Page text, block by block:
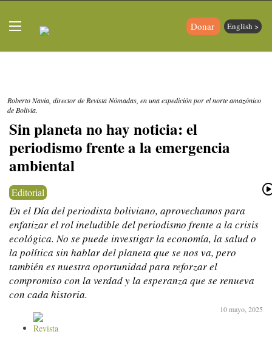
Donar English >
Roberto Navia, director de Revista Nómadas, en una expedición por el norte amazónico
de Bolivia.
Sin planeta no hay noticia: el
periodismo frente a la emergencia
ambiental
Editorial
En el Día del periodista boliviano, aprovechamos para
enfatizar el rol ineludible del periodismo frente a la crisis
ecológica. No se puede investigar la economía, la salud o
la política sin hablar del planeta que se nos va, pero
también es nuestra oportunidad para reforzar el
compromiso con la verdad y la esperanza que se renueva
con cada historia.
10 mayo, 2025